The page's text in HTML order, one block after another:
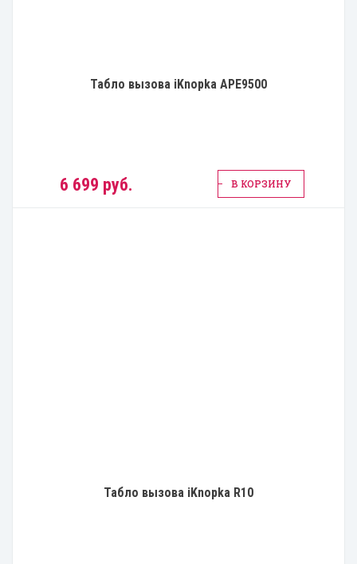
Табло вызова iKnopka APE9500
6 699 руб. В КОРЗИНУ
Табло вызова iKnopka R10